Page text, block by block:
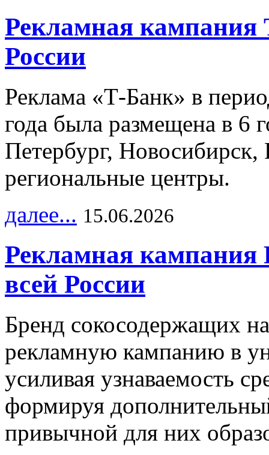
Рекламная кампания
России
Реклама «Т-Банк» в
года была размещена в 6
Петербург,
региональные центры.
далее... 15.06.2026
Рекламная
всей России
Бренд сокосодержащих
рекламную кампанию в
усиливая узнаваемость
формируя
привычной для них